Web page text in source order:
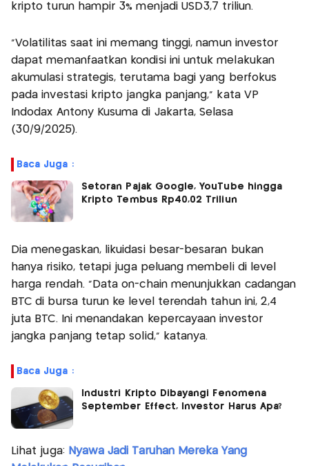
kripto turun hampir 3% menjadi USD3,7 triliun.
“Volatilitas saat ini memang tinggi, namun investor
dapat memanfaatkan kondisi ini untuk melakukan
akumulasi strategis, terutama bagi yang berfokus
pada investasi kripto jangka panjang," kata VP
Indodax Antony Kusuma di Jakarta, Selasa
(30/9/2025).
Baca Juga :
Setoran Pajak Google, YouTube hingga
Kripto Tembus Rp40,02 Triliun
Dia menegaskan, likuidasi besar-besaran bukan
hanya risiko, tetapi juga peluang membeli di level
harga rendah. “Data on-chain menunjukkan cadangan
BTC di bursa turun ke level terendah tahun ini, 2,4
juta BTC. Ini menandakan kepercayaan investor
jangka panjang tetap solid,” katanya.
Baca Juga :
Industri Kripto Dibayangi Fenomena
September Effect, Investor Harus Apa?
Lihat juga: Nyawa Jadi Taruhan Mereka Yang